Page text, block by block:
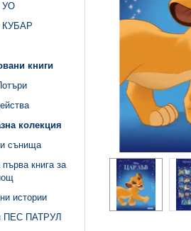
УО
КУБАР
книги
колекция
сънища
книга за
истории
ПЕС ПАТРУЛ